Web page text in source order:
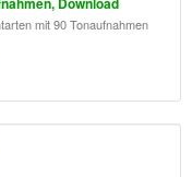
mit 90 Tonaufnahmen